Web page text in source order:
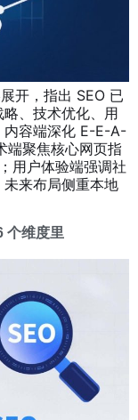
开，指出 SEO 已
、技术优化、用
内容端深化 E-E-A-
端聚焦核心网页指
用户体验端强调社
来布局侧重本地
个维度里